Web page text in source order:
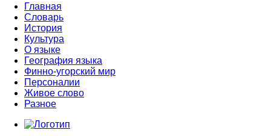
Главная
Словарь
История
Культура
О языке
География языка
Финно-угорский мир
Персоналии
Живое слово
Разное